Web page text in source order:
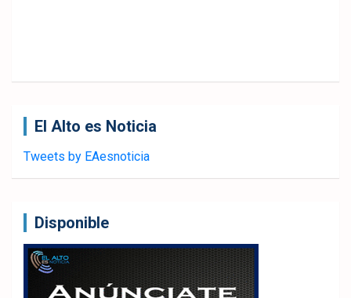
El Alto es Noticia
Tweets by EAesnoticia
Disponible